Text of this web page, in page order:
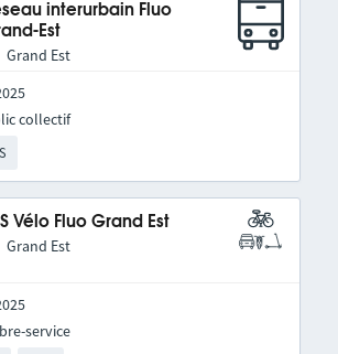
interurbain Fluo
Est
Grand Est
collectif
Vélo Fluo Grand Est
Grand Est
service